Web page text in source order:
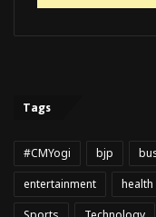
Tags
#CMYogi bjp
entertainment
health